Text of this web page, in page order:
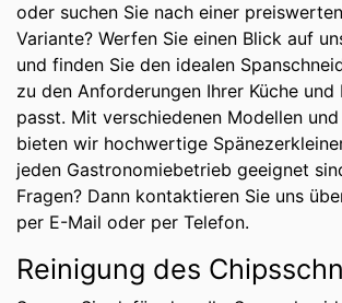
oder suchen Sie nach einer
Variante? Werfen Sie einen Blick auf
und finden Sie den idealen
zu den Anforderungen Ihrer Küche und
passt. Mit verschiedenen Modellen
bieten wir hochwertige
jeden Gastronomiebetrieb geeignet
Fragen? Dann kontaktieren Sie uns
per E-Mail oder per Telefon.
Reinigung des